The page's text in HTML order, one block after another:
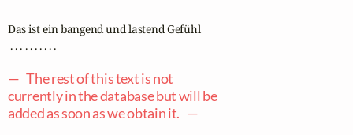
Das ist ein bangend und lastend Gefühl
. . . . . . . . . .
— The rest of this text is not
currently in the database but will be
added as soon as we obtain it. —